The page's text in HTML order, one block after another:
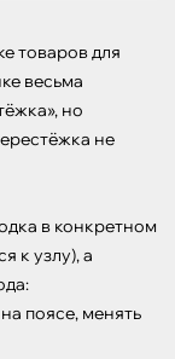
товаров для
весьма
но
не
в конкретном
к узлу), а
поясе, менять